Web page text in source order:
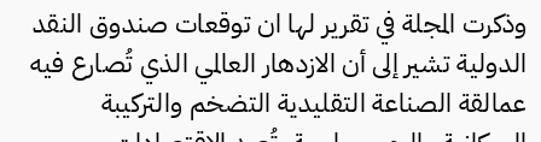
وذكرت المجلة في تقرير لها ان توقعات صندوق النقد
الدولية تشير إلى أن الازدهار العالمي الذي تُصارع فيه
عمالقة الصناعة التقليدية التضخم والتركيبة